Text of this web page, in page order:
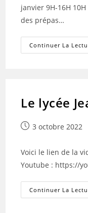
janvier 9H-16H
des prépas…
Continuer La
Le lycée
Publication
3 octobre 2022
Voici le lien de la
Youtube : https://
Continuer La